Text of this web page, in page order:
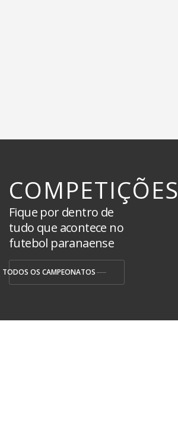
COMPETIÇÕES
Fique por dentro de
tudo que acontece no
futebol paranaense
TODOS OS CAMPEONATOS